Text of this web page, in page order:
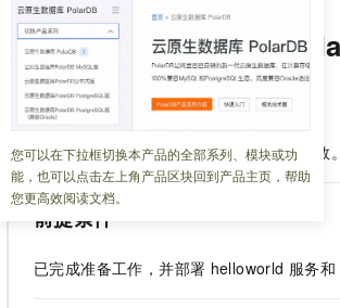
您可以在下拉框切换本产品的全部系列、模块或功
能，也可以点击左上角产品区块回到产品主页，帮助
您更高效阅读文档。
【Query Parameter
更新时间：2024-02-05 10:31:57
发送请求时，可以携带用于匹配的查询参数
前提条件
已完成准备工作，并部署 helloworld 服务和
大模型
文本生成
Qwen3.8-Max HOT
智能体时代全能旗舰模型
Qwen3.7-Plus
Kimi 最
大模型服务与应用平台
千问大模型
多元化、高性能、安全可靠的大模型服务
无影云电脑
随时随地安全接入的云上超级电脑
云解析DNS
面向分析的企业级SaaS模式云数据仓库
对象存
一站式
Qoder CN
提供一
上传文档即自动完成翻译和格式还原
GLM-5.2：长任务时代开源旗舰模型
真正可用的 1M 上下文,一次完成代码全链路开发
Hermes Agent，打造自进化智能体
自主进化，持久记忆，越用越聪明
快速拥有专属 OpenClaw
即刻拥
轻松解
Claude
云服务器38元/年起，超值低价云产品抢先购
官方推荐返现计划
推荐新用户得奖励，单订单最高返9万
云工开物
高校专属算力普惠，学生认证享300元代金券
免费试用
最高领取价值200元试用点，立即开启云上创新
阿里云
至高百
千问办
送.CN
云上成本管理
管理和优化成本
价格
推动算
多端小程序
Salesforce 国际版订阅
友盟天域
观测云
Tuya 物联网平台阿里云版
蓝凌 OA
电子合同
身份实
短信
OCR
发票查验
快递物
咨询伙伴
销售伙伴合作计划
Salesforce On Alibaba Cloud
Consulting Partner 合作计划
AI 大模型销售与服务生态合作计划
产品生
售后服务
自助服务
工单服务
短信专区
企业增
服务实践
技术领先
稳定可靠
安全合规
分析师报告
研究报告与白皮书
云栖战
云上的
看见新
金融模